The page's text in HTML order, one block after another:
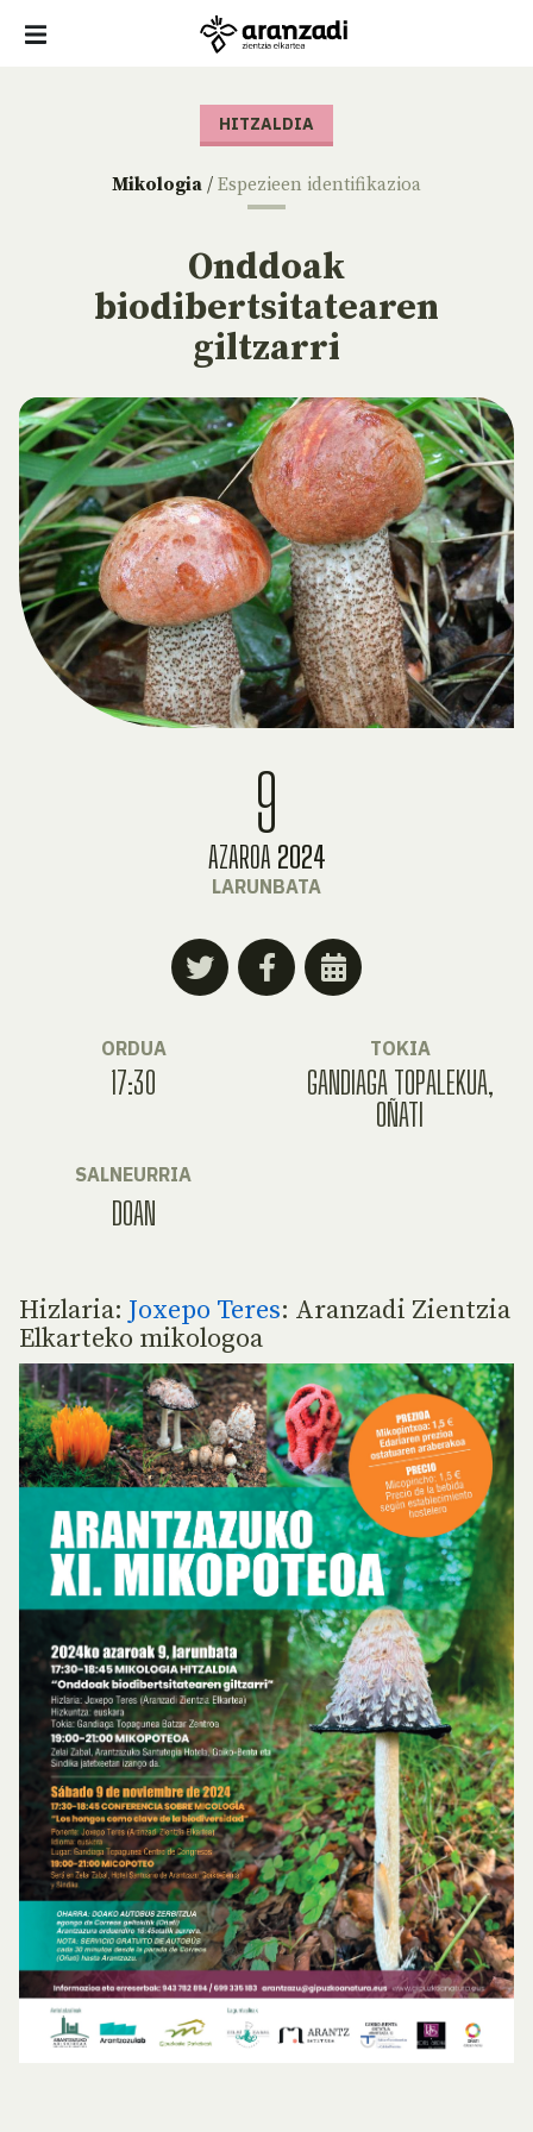
HITZALDIA
Mikologia / Espezieen identifikazioa
Onddoak
biodibertsitatearen
giltzarri
9
AZAROA 2024
LARUNBATA
ORDUA
17:30
TOKIA
GANDIAGA TOPALEKUA,
OÑATI
SALNEURRIA
DOAN
Hizlaria: Joxepo Teres: Aranzadi Zientzia
Elkarteko mikologoa